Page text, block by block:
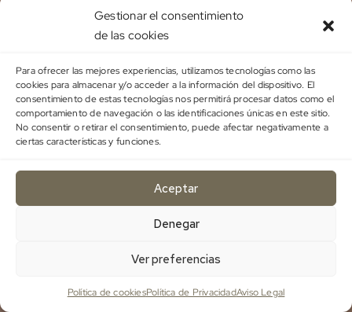
Gestionar el consentimiento
de las cookies
Para ofrecer las mejores experiencias, utilizamos tecnologías como las
cookies para almacenar y/o acceder a la información del dispositivo. El
consentimiento de estas tecnologías nos permitirá procesar datos como el
comportamiento de navegación o las identificaciones únicas en este sitio.
No consentir o retirar el consentimiento, puede afectar negativamente a
ciertas características y funciones.
Aceptar
Denegar
Ver preferencias
Política de cookiesPolítica de PrivacidadAviso Legal
abundantes o irregulares, endometriosis,
hipotiroidismo.
ALTERACIONES DE
LA MICROBIOTA
Candidiasis de repetición, vaginosis
alteraciones digestivas.